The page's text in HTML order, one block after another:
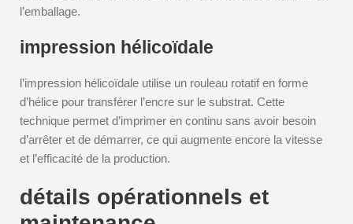
l’emballage.
impression hélicoïdale
l’impression hélicoïdale utilise un rouleau rotatif en forme
d’hélice pour transférer l’encre sur le substrat. Cette
technique permet d’imprimer en continu sans avoir besoin
d’arrêter et de démarrer, ce qui augmente encore la vitesse
et l’efficacité de la production.
détails opérationnels et